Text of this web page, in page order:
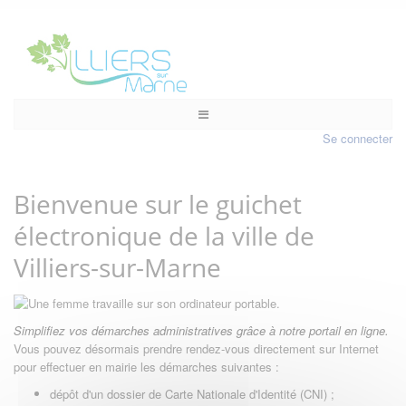
Se connecter
Bienvenue sur le guichet
électronique de la ville de
Villiers-sur-Marne
Simplifiez vos démarches administratives grâce à notre portail en ligne.
Vous pouvez désormais prendre rendez-vous directement sur Internet
pour effectuer en mairie les démarches suivantes :
dépôt d'un dossier de Carte Nationale d'Identité (CNI) ;